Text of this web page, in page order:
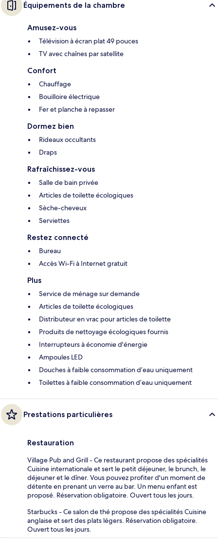
Équipements de la chambre
Amusez-vous
Télévision à écran plat 49 pouces
TV avec chaînes par satellite
Confort
Chauffage
Bouilloire électrique
Fer et planche à repasser
Dormez bien
Rideaux occultants
Draps
Rafraîchissez-vous
Salle de bain privée
Articles de toilette écologiques
Sèche-cheveux
Serviettes
Restez connecté
Bureau
Accès Wi-Fi à Internet gratuit
Plus
Service de ménage sur demande
Articles de toilette écologiques
Distributeur en vrac pour articles de toilette
Produits de nettoyage écologiques fournis
Interrupteurs à économie d'énergie
Ampoules LED
Douches à faible consommation d’eau uniquement
Toilettes à faible consommation d’eau uniquement
Prestations particulières
Restauration
Village Pub and Grill - Ce restaurant propose des spécialités
Cuisine internationale et sert le petit déjeuner, le brunch, le
déjeuner et le dîner. Vous pouvez profiter d'un moment de
détente en prenant un verre au bar. Un menu enfant est
proposé. Réservation obligatoire. Ouvert tous les jours.
Starbucks - Ce salon de thé propose des spécialités Cuisine
anglaise et sert des plats légers. Réservation obligatoire.
Ouvert tous les jours.